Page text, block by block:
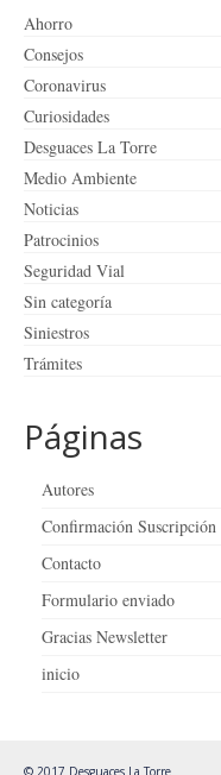
Ahorro
Consejos
Coronavirus
Curiosidades
Desguaces La Torre
Medio Ambiente
Noticias
Patrocinios
Seguridad Vial
Sin categoría
Siniestros
Trámites
Páginas
Autores
Confirmación Suscripción
Contacto
Formulario enviado
Gracias Newsletter
inicio
© 2017 Desguaces La Torre